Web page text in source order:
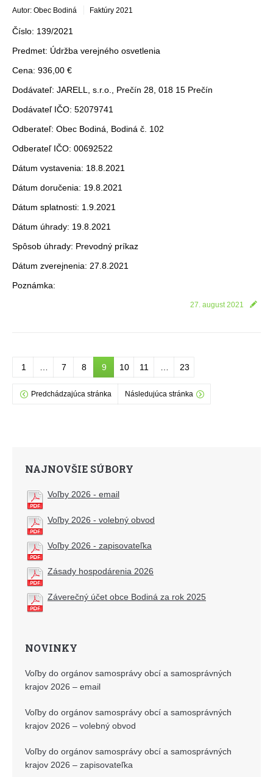
Autor: Obec Bodiná Faktúry 2021
Číslo: 139/2021
Predmet: Údržba verejného osvetlenia
Cena: 936,00 €
Dodávateľ: JARELL, s.r.o., Prečín 28, 018 15 Prečín
Dodávateľ IČO: 52079741
Odberateľ: Obec Bodiná, Bodiná č. 102
Odberateľ IČO: 00692522
Dátum vystavenia: 18.8.2021
Dátum doručenia: 19.8.2021
Dátum splatnosti: 1.9.2021
Dátum úhrady: 19.8.2021
Spôsob úhrady: Prevodný príkaz
Dátum zverejnenia: 27.8.2021
Poznámka:
27. august 2021
1 7 8 9 10 11 23
Predchádzajúca stránka Následujúca stránka
NAJNOVŠIE SÚBORY
Voľby 2026 - email
Voľby 2026 - volebný obvod
Voľby 2026 - zapisovateľka
Zásady hospodárenia 2026
Záverečný účet obce Bodiná za rok 2025
NOVINKY
Voľby do orgánov samosprávy obcí a samosprávných
krajov 2026 – email
Voľby do orgánov samosprávy obcí a samosprávných
krajov 2026 – volebný obvod
Voľby do orgánov samosprávy obcí a samosprávných
krajov 2026 – zapisovateľka